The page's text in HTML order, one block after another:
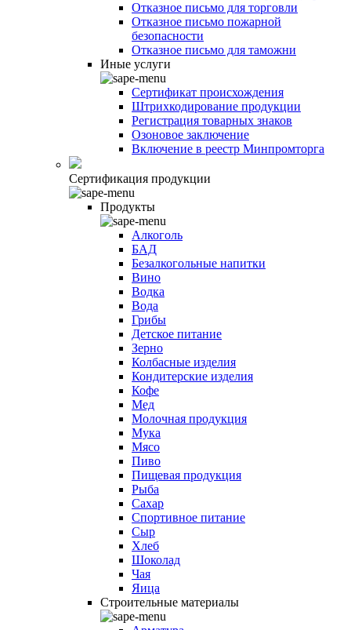
Отказное письмо для торговли
Отказное письмо пожарной
безопасности
Отказное письмо для таможни
Иные услуги
Сертификат происхождения
Штрихкодирование продукции
Регистрация товарных знаков
Озоновое заключение
Включение в реестр Минпромторга
Сертификация продукции
Продукты
Алкоголь
БАД
Безалкогольные напитки
Вино
Водка
Вода
Грибы
Детское питание
Зерно
Колбасные изделия
Кондитерские изделия
Кофе
Мед
Молочная продукция
Мука
Мясо
Пиво
Пищевая продукция
Рыба
Сахар
Спортивное питание
Сыр
Хлеб
Шоколад
Чая
Яица
Строительные материалы